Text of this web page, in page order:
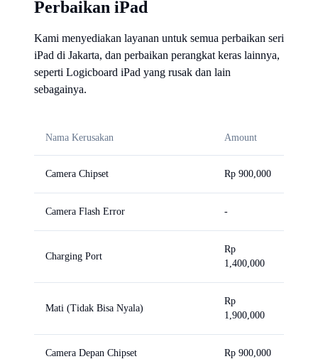
Perbaikan iPad
Kami menyediakan layanan untuk semua perbaikan seri
iPad di Jakarta, dan perbaikan perangkat keras lainnya,
seperti Logicboard iPad yang rusak dan lain
sebagainya.
Nama Kerusakan Amount
Camera Chipset Rp 900,000
Camera Flash Error -
Charging Port
Rp
1,400,000
Mati (Tidak Bisa Nyala)
Rp
1,900,000
Camera Depan Chipset Rp 900,000